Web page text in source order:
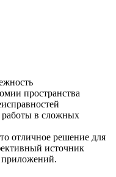
пространства
работы в сложных
отличное решение для
источник
приложений.